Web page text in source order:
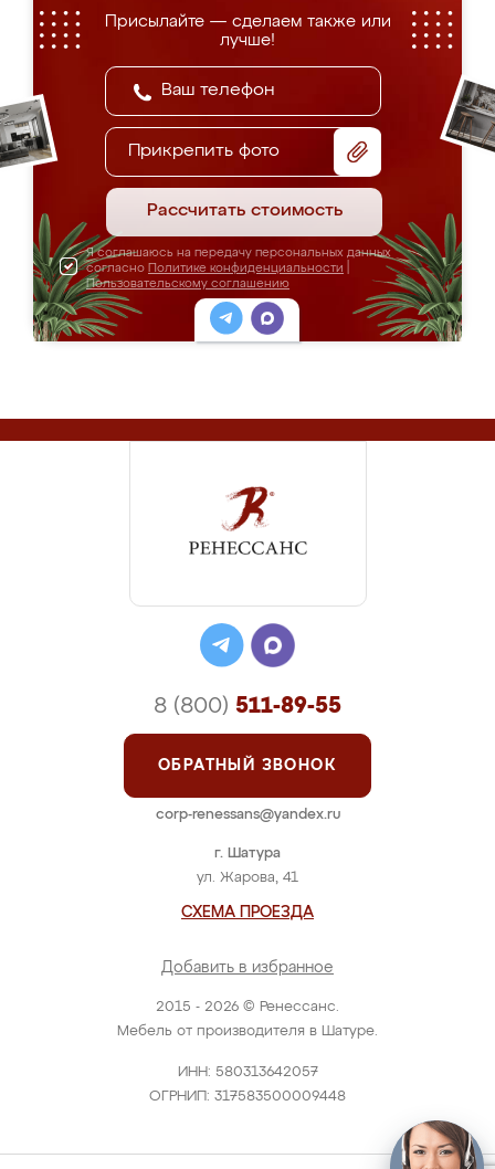
Присылайте — сделаем также или
лучше!
Прикрепить фото
Рассчитать стоимость
Я соглашаюсь на передачу персональных данных
согласно Политике конфиденциальности
Пользовательскому соглашению
2015 - 2026 © Ренессанс.
Мебель от производителя в Шатуре.
ИНН: 580313642057
ОГРНИП: 317583500009448
г. Шатура
ул. Жарова, 41
СХЕМА ПРОЕЗДА
Добавить в избранное
8 (800) 511-89-55
ОБРАТНЫЙ ЗВОНОК
corp-renessans@yandex.ru